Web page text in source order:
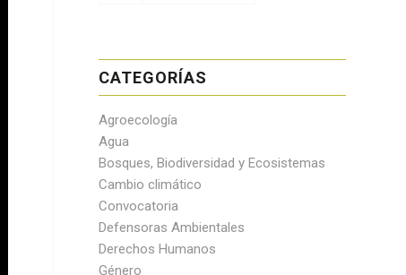
CATEGORÍAS
Agroecología
Agua
Bosques, Biodiversidad y Ecosistemas
Cambio climático
Convocatoria
Defensoras Ambientales
Derechos Humanos
Género